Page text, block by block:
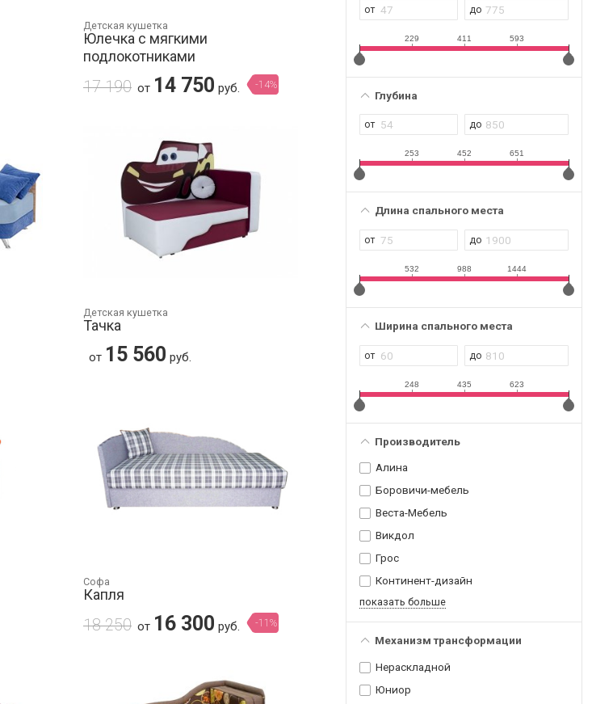
229 411 593
Глубина
253 452 651
Длина спального места
532 988 1444
Ширина спального места
248 435 623
Производитель
Алина
Боровичи-мебель
Веста-Мебель
Викдол
Грос
Континент-дизайн
показать больше
Механизм трансформации
Нераскладной
Юниор
Детская кушетка
Юлечка с мягкими
подлокотниками
17 190 от 14 750 руб. -14%
Детская кушетка
Тачка
от 15 560 руб.
Софа
Капля
18 250 от 16 300 руб. -11%